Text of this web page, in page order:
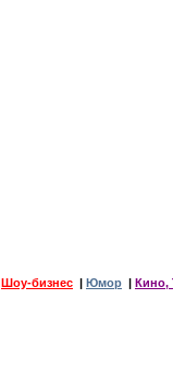
Шоу-бизнес Юмор Кино,